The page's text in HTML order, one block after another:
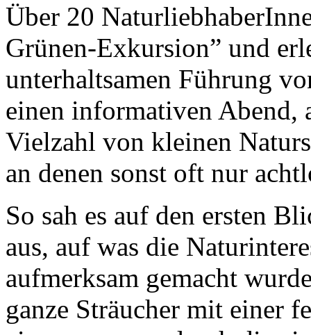
Über 20
Grünen-Exkursion” und
unterhaltsamen Führung
einen informativen Abend,
Vielzahl von kleinen
an denen sonst oft nur
So sah es auf den ersten
aus, auf was die
aufmerksam gemacht
ganze Sträucher mit einer